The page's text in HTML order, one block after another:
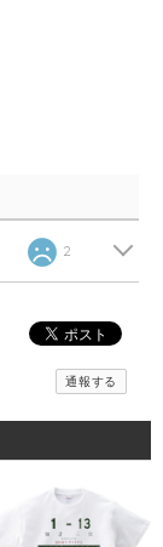
2
通報する